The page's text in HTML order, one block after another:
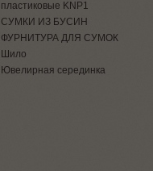
пластиковые KNP1
СУМКИ ИЗ БУСИН
ФУРНИТУРА ДЛЯ СУМОК
Шило
Ювелирная серединка